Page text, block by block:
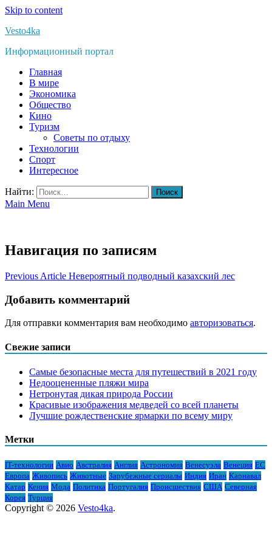
Skip to content
Vesto4ka
Информационный портал
Главная
В мире
Экономика
Общество
Кино
Туризм
Советы по отдыху
Технологии
Спорт
Интересное
Найти:
Main Menu
Навигация по записям
Previous Article Невероятный подводный казахский лес
Добавить комментарий
Для отправки комментария вам необходимо авторизоваться.
Свежие записи
Самые безопасные места для путешествий в 2021 году
Недооцененные пляжи мира
Нетронутая дикая природа России
Красивые изображения медведей со всей планеты
Лучшие рождественские ярмарки по всему миру
Метки
IT-технологии Авио Австралия Англия Астрономия Венесуэла Венеция ЕС
Европа Живопись Животные Зарубежные сериалы Индия Иран Карнавал
Катар Кения Мода Политика Португалия Происшествия США Северная
Корея Турция
Copyright © 2026 Vesto4ka.